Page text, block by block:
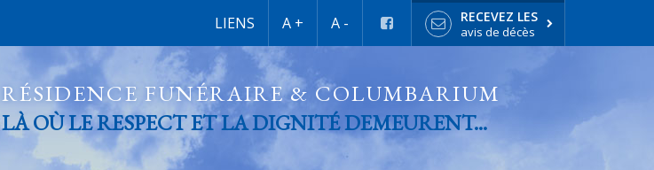
LIENS A + A - RECEVEZ LES
avis de décès
RÉSIDENCE FUNÉRAIRE & COLUMBARIUM
LÀ OÙ LE RESPECT ET LA DIGNITÉ DEMEURENT...